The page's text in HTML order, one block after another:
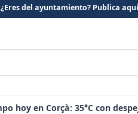
¿Eres del ayuntamiento? Publica
hoy en Corçà: 35°C con